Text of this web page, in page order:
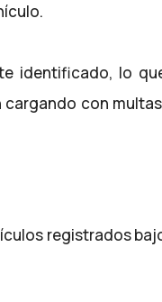
identificado, lo
cargando con
registrados